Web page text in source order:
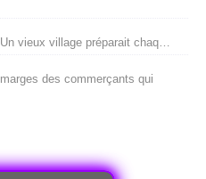
vieux village préparait chaq…
des commerçants qui